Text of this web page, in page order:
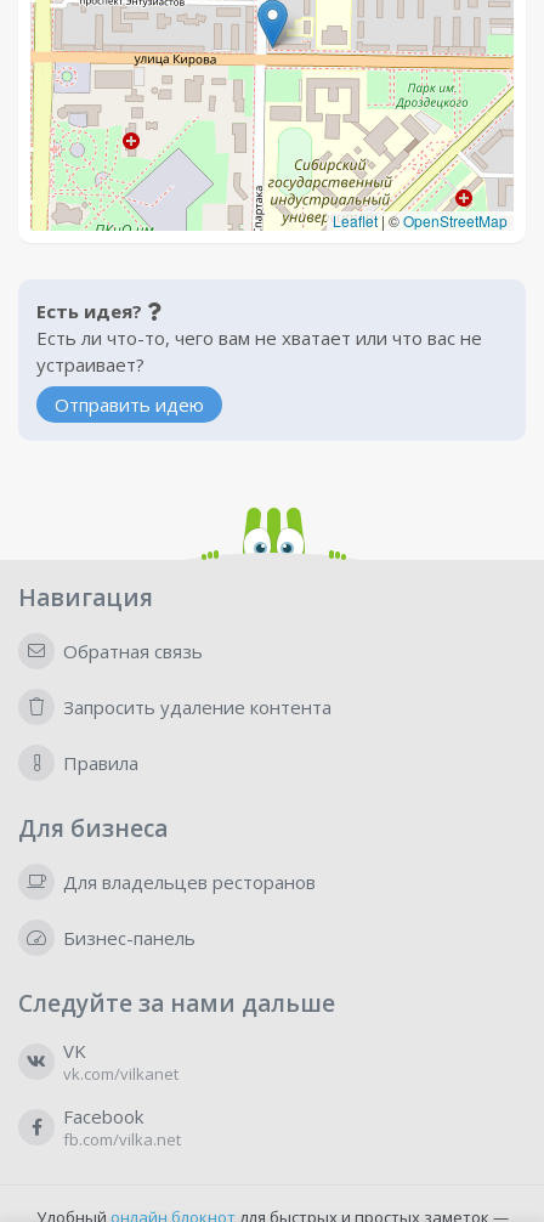
Leaflet|©OpenStreetMap
Есть идея?
Есть ли что-то, чего вам не хватает или что вас не
устраивает?
Отправить идею
Навигация
Обратная связь
Запросить удаление контента
Правила
Для бизнеса
Для владельцев ресторанов
Бизнес-панель
Следуйте за нами дальше
VK
vk.com/vilkanet
Facebook
fb.com/vilka.net
Удобный онлайн блокнотдля быстрых и простых заметок —